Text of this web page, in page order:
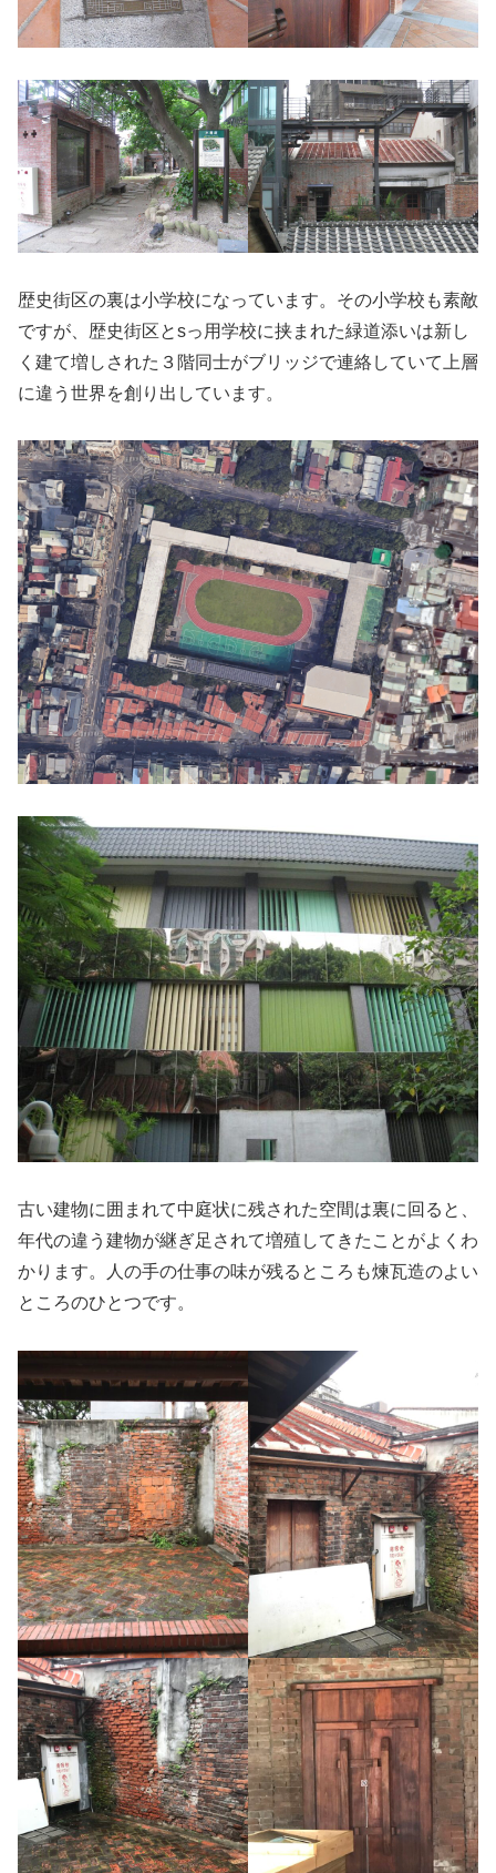
歴史街区の裏は小学校になっています。その小学校も素敵
ですが、歴史街区とsっ用学校に挟まれた緑道添いは新し
く建て増しされた３階同士がブリッジで連絡していて上層
に違う世界を創り出しています。
古い建物に囲まれて中庭状に残された空間は裏に回ると、
年代の違う建物が継ぎ足されて増殖してきたことがよくわ
かります。人の手の仕事の味が残るところも煉瓦造のよい
ところのひとつです。